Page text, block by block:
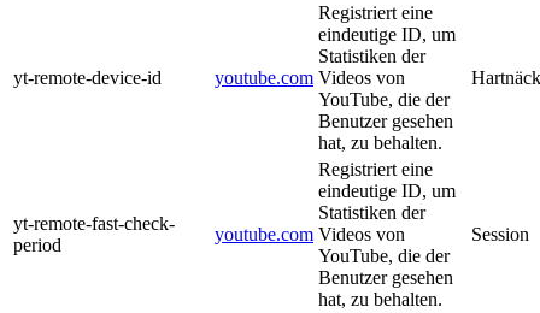
yt-remote-device-id youtube.com
Registriert eine
eindeutige ID, um
Statistiken der
Videos von
YouTube, die der
Benutzer gesehen
hat, zu behalten.
yt-remote-fast-check-
period
youtube.com
Registriert eine
eindeutige ID, um
Statistiken der
Videos von
YouTube, die der
Benutzer gesehen
hat, zu behalten.
Session